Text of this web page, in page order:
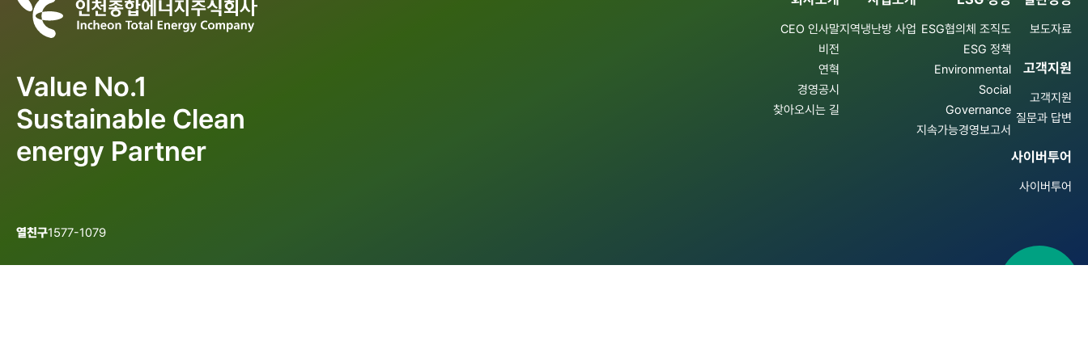
Value No.1
Sustainable Clean
energy Partner
열친구1577-1079
CEO 인사말
비전
연혁
경영공시
찾아오시는 길
지역냉난방 사업 ESG협의체 조직도
ESG 정책
Environmental
Social
Governance
지속가능경영보고서
보도자료
고객지원
고객지원
질문과 답변
사이버투어
사이버투어